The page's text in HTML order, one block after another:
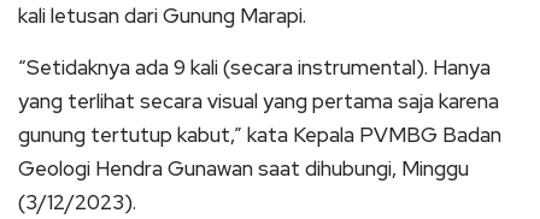
kali letusan dari Gunung Marapi.
“Setidaknya ada 9 kali (secara instrumental). Hanya
yang terlihat secara visual yang pertama saja karena
gunung tertutup kabut,” kata Kepala PVMBG Badan
Geologi Hendra Gunawan saat dihubungi, Minggu
(3/12/2023).